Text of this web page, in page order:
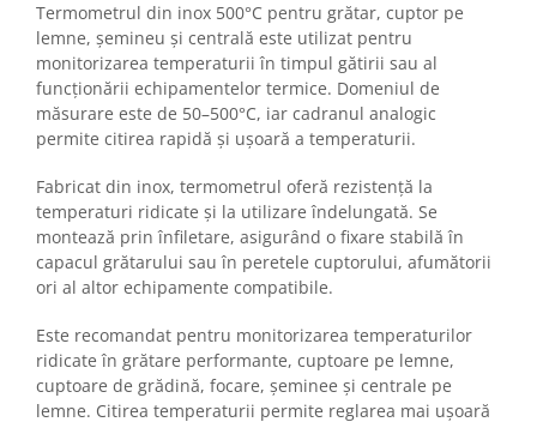
Termometrul din inox 500°C pentru grătar, cuptor pe
lemne, șemineu și centrală este utilizat pentru
monitorizarea temperaturii în timpul gătirii sau al
funcționării echipamentelor termice. Domeniul de
măsurare este de 50–500°C, iar cadranul analogic
permite citirea rapidă și ușoară a temperaturii.
Fabricat din inox, termometrul oferă rezistență la
temperaturi ridicate și la utilizare îndelungată. Se
montează prin înfiletare, asigurând o fixare stabilă în
capacul grătarului sau în peretele cuptorului, afumătorii
ori al altor echipamente compatibile.
Este recomandat pentru monitorizarea temperaturilor
ridicate în grătare performante, cuptoare pe lemne,
cuptoare de grădină, focare, șeminee și centrale pe
lemne. Citirea temperaturii permite reglarea mai ușoară